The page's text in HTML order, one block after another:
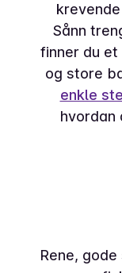
Sånn
finner du
og store
enkle
hvordan
Rene,